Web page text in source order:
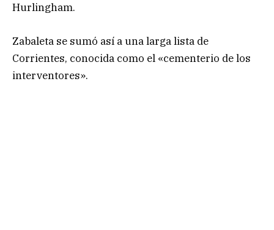
Hurlingham.
Zabaleta se sumó así a una larga lista de
Corrientes, conocida como el «cementerio de los
interventores».